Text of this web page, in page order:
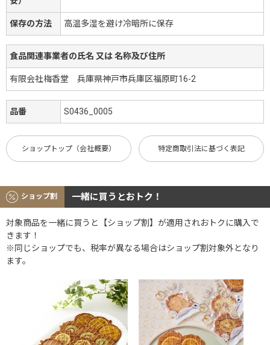
保存の方法 高温多湿を避け冷暗所に保存
食品関連事業者の氏名 又は 名称及び住所
有限会社梅香堂 兵庫県神戸市兵庫区福原町16-2
品番 S0436_0005
ショップトップ（会社概要） 特定商取引法に基づく表記
ショップ割 一緒に買うとおトク！
対象商品を一緒に買うと【ショップ割】が適用されおトクに購入で
きます！
※同じショップでも、税率が異なる場合はショップ割対象外となり
ます。